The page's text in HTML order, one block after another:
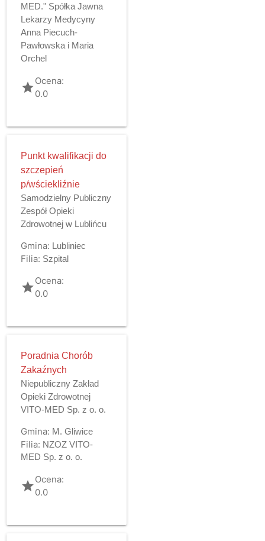
MED." Spółka Jawna
Lekarzy Medycyny
Anna Piecuch-
Pawłowska i Maria
Orchel
gradeOcena:
0.0
Punkt kwalifikacji do
szczepień
p/wściekliźnie
Samodzielny Publiczny
Zespół Opieki
Zdrowotnej w Lublińcu
Gmina: Lubliniec
Filia: Szpital
gradeOcena:
0.0
Poradnia Chorób
Zakaźnych
Niepubliczny Zakład
Opieki Zdrowotnej
VITO-MED Sp. z o. o.
Gmina: M. Gliwice
Filia: NZOZ VITO-
MED Sp. z o. o.
gradeOcena:
0.0